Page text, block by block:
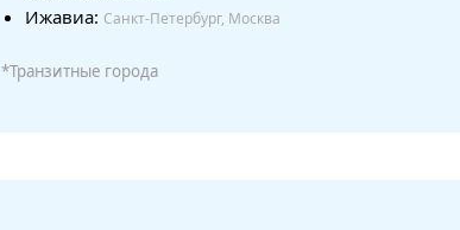
Ижавиа: Санкт-Петербург, Москва
*Транзитные города